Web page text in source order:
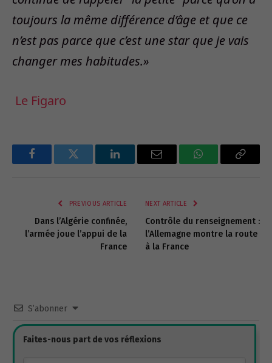
toujours la même différence d’âge et que ce
n’est pas parce que c’est une star que je vais
changer mes habitudes.»
Le Figaro
FacebookTwitter LinkedInEmail WhatsAppCopy
PREVIOUS ARTICLE
Dans l’Algérie confinée,
l’armée joue l’appui de la
France
NEXT ARTICLE
Contrôle du renseignement :
l’Allemagne montre la route
à la France
S’abonner